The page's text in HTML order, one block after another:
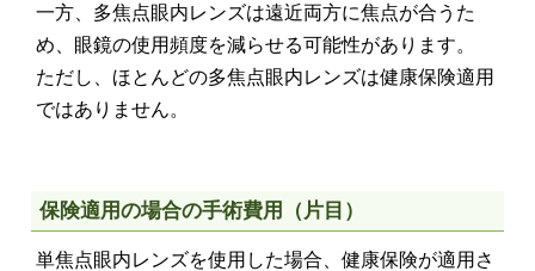
一方、多焦点眼内レンズは遠近両方に焦点が合うた
め、眼鏡の使用頻度を減らせる可能性があります。
ただし、ほとんどの多焦点眼内レンズは健康保険適用
ではありません。
保険適用の場合の手術費用（片目）
単焦点眼内レンズを使用した場合、健康保険が適用さ